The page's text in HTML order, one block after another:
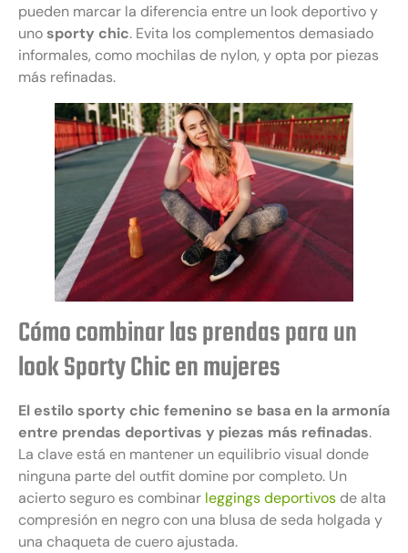
pueden marcar la diferencia entre un look deportivo y
uno sporty chic. Evita los complementos demasiado
informales, como mochilas de nylon, y opta por piezas
más refinadas.
Cómo combinar las prendas para un
look Sporty Chic en mujeres
El estilo sporty chic femenino se basa en la armonía
entre prendas deportivas y piezas más refinadas.
La clave está en mantener un equilibrio visual donde
ninguna parte del outfit domine por completo. Un
acierto seguro es combinar leggings deportivos de alta
compresión en negro con una blusa de seda holgada y
una chaqueta de cuero ajustada.